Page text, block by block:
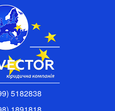
5182838